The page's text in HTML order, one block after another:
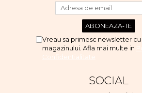
Vreau sa primesc newsletter
magazinului. Afla mai multe in
Confidentialitate
SOCIAL